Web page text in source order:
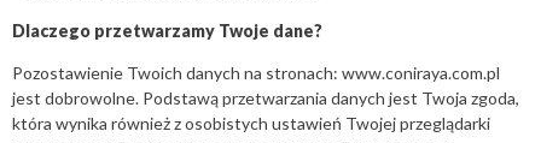
Dlaczego przetwarzamy Twoje dane?
Pozostawienie Twoich danych na stronach: www.coniraya.com.pl
jest dobrowolne. Podstawą przetwarzania danych jest Twoja zgoda,
która wynika również z osobistych ustawień Twojej przeglądarki